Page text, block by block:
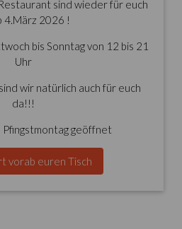
sind wieder für euch
4.März 2026 !
bis Sonntag von 12 bis 21
Uhr
wir natürlich auch für euch
da!!!
geöffnet
vorab euren Tisch